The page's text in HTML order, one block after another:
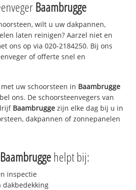
Baambrugge
wilt u uw dakpannen,
laten reinigen? Aarzel niet en
ons op via 020-2184250. Bij ons
of offerte snel en
uw schoorsteen in Baambrugge
ons. De schoorsteenvegers van
Baambrugge zijn elke dag bij u in
dakpannen of zonnepanelen
Baambruggehelpt bij:
inspectie
dakbedekking